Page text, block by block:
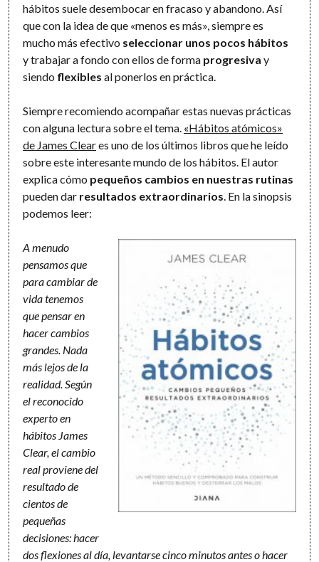
hábitos suele desembocar en fracaso y abandono. Así
que con la idea de que «menos es más», siempre es
mucho más efectivo seleccionar unos pocos hábitos
y trabajar a fondo con ellos de forma progresiva y
siendo flexibles al ponerlos en práctica.
Siempre recomiendo acompañar estas nuevas prácticas
con alguna lectura sobre el tema. «Hábitos atómicos»
de James Cleares uno de los últimos libros que he leído
sobre este interesante mundo de los hábitos. El autor
explica cómo pequeños cambios en nuestras rutinas
pueden dar resultados extraordinarios . En la sinopsis
podemos leer:
A menudo
pensamos que
para cambiar de
vida tenemos
que pensar en
hacer cambios
grandes. Nada
más lejos de la
realidad. Según
el reconocido
experto en
hábitos James
Clear, el cambio
real proviene del
resultado de
cientos de
pequeñas
decisiones: hacer
dos flexiones al día, levantarse cinco minutos antes o hacer